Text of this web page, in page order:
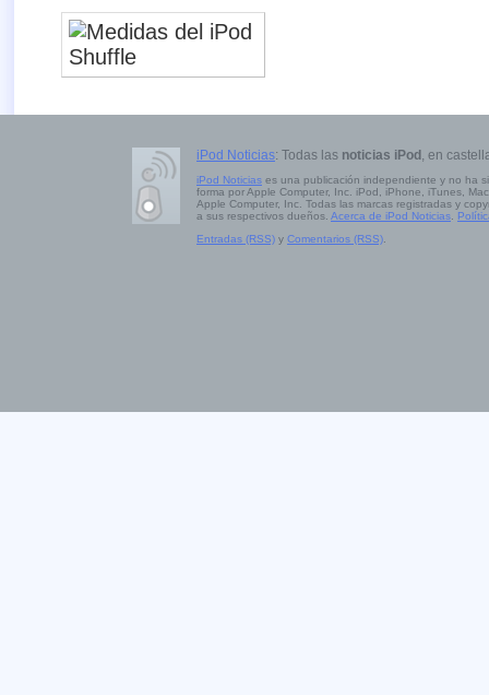
iPod Noticias: Todas las noticias iPod , en
iPod Noticias es una publicación independiente y no ha
forma por Apple Computer, Inc. iPod, iPhone, iTunes,
Apple Computer, Inc. Todas las marcas registradas y
a sus respectivos dueños. Acerca de iPod Noticias
Entradas (RSS) y Comentarios (RSS)